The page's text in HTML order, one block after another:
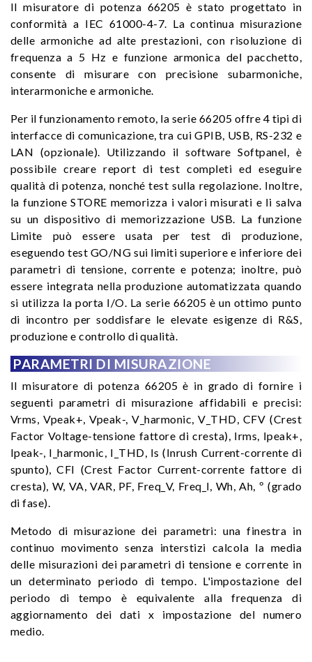
Il misuratore di potenza 66205 è stato progettato in
conformità a IEC 61000-4-7. La continua misurazione
delle armoniche ad alte prestazioni, con risoluzione di
frequenza a 5 Hz e funzione armonica del pacchetto,
consente di misurare con precisione subarmoniche,
interarmoniche e armoniche.
Per il funzionamento remoto, la serie 66205 offre 4 tipi di
interfacce di comunicazione, tra cui GPIB, USB, RS-232 e
LAN (opzionale). Utilizzando il software Softpanel, è
possibile creare report di test completi ed eseguire
qualità di potenza, nonché test sulla regolazione. Inoltre,
la funzione STORE memorizza i valori misurati e li salva
su un dispositivo di memorizzazione USB. La funzione
Limite può essere usata per test di produzione,
eseguendo test GO/NG sui limiti superiore e inferiore dei
parametri di tensione, corrente e potenza; inoltre, può
essere integrata nella produzione automatizzata quando
si utilizza la porta I/O. La serie 66205 è un ottimo punto
di incontro per soddisfare le elevate esigenze di R&S,
produzione e controllo di qualità.
PARAMETRI DI MISURAZIONE
Il misuratore di potenza 66205 è in grado di fornire i
seguenti parametri di misurazione affidabili e precisi:
Vrms, Vpeak+, Vpeak-, V_harmonic, V_THD, CFV (Crest
Factor Voltage-tensione fattore di cresta), Irms, Ipeak+,
Ipeak-, I_harmonic, I_THD, Is (Inrush Current-corrente di
spunto), CFI (Crest Factor Current-corrente fattore di
cresta), W, VA, VAR, PF, Freq_V, Freq_I, Wh, Ah, º (grado
di fase).
Metodo di misurazione dei parametri: una finestra in
continuo movimento senza interstizi calcola la media
delle misurazioni dei parametri di tensione e corrente in
un determinato periodo di tempo. L'impostazione del
periodo di tempo è equivalente alla frequenza di
aggiornamento dei dati x impostazione del numero
medio.